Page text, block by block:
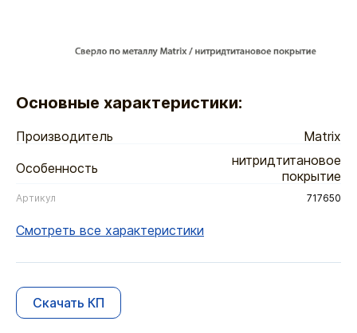
Основные характеристики:
Производитель
Matrix
Особенность
нитридтитановое
покрытие
Артикул 717650
Смотреть все характеристики
Скачать КП